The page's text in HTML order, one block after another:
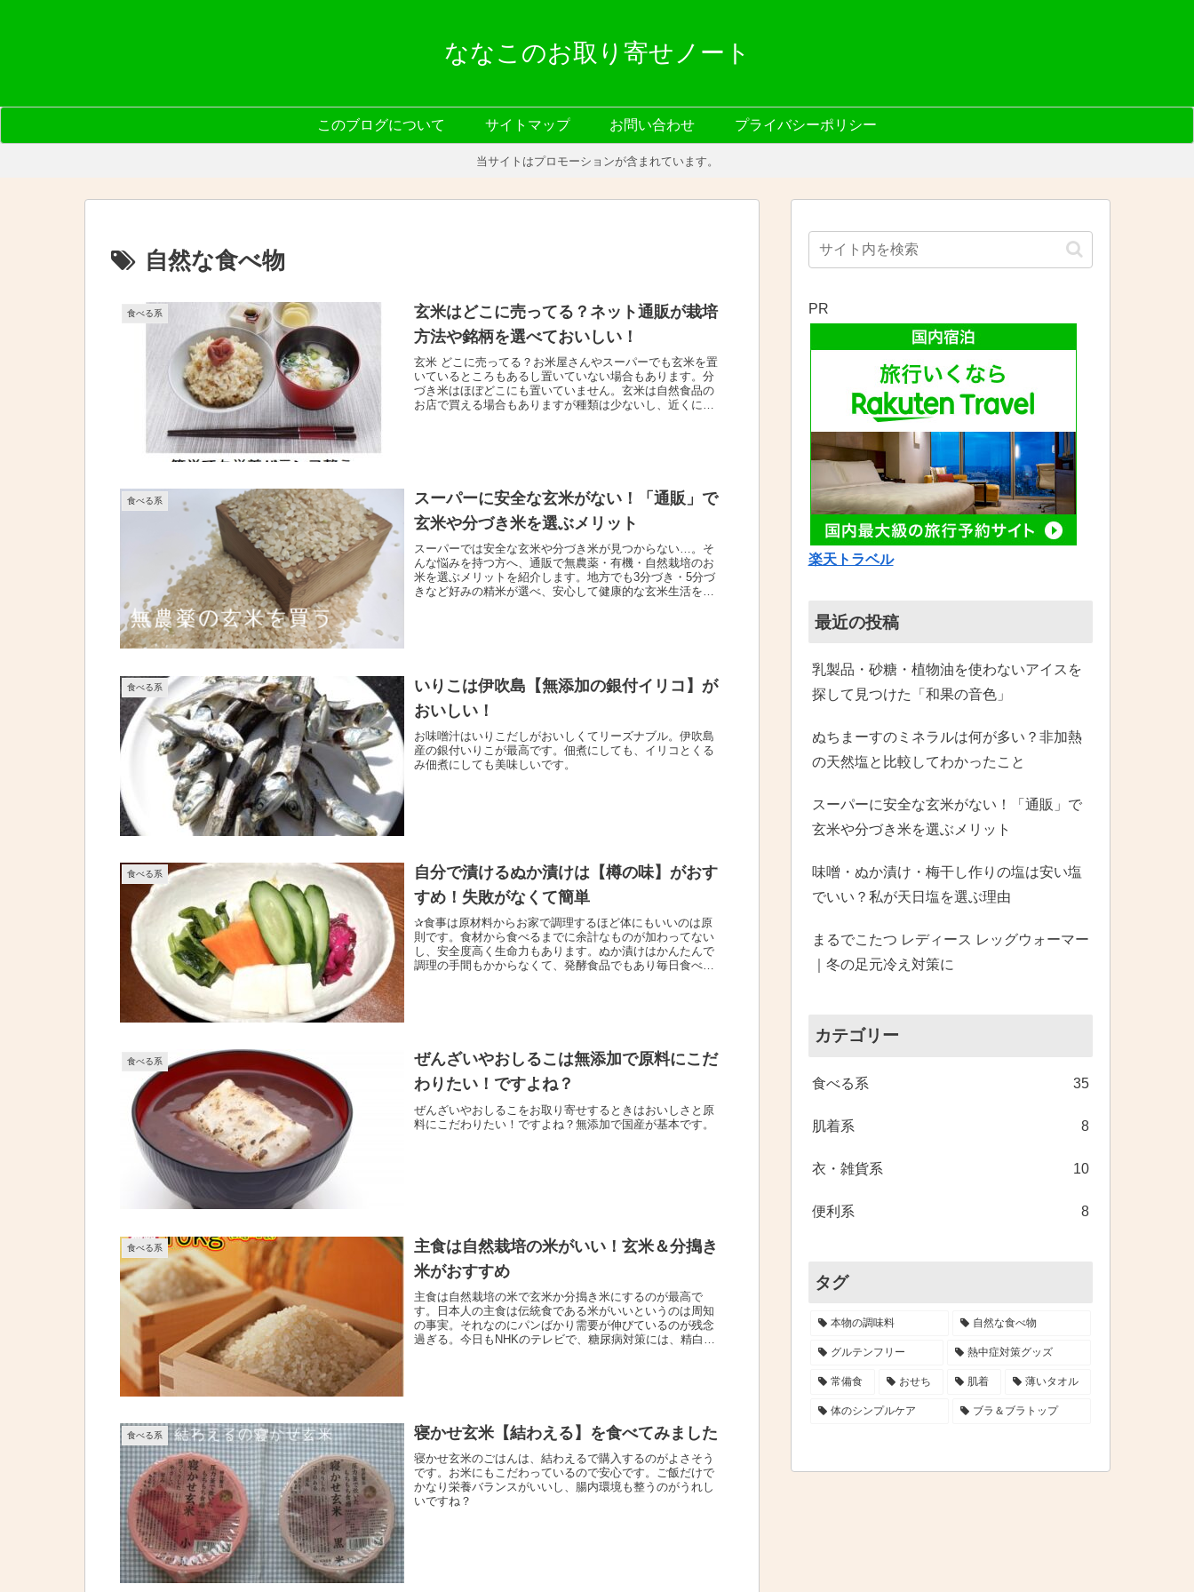
ななこのお取り寄せノート
このブログについて サイトマップ お問い合わせ プライバシーポリシー
当サイトはプロモーションが含まれています。
自然な食べ物
食べる系
玄米はどこに売ってる？ネット通販が栽培
方法や銘柄を選べておいしい！
玄米 どこに売ってる？お米屋さんやスーパーでも玄米を置
いているところもあるし置いていない場合もあります。分
づき米はほぼどこにも置いていません。玄米は自然食品の
お店で買える場合もありますが種類は少ないし、近くにな
食べる系
スーパーに安全な玄米がない！「通販」で
玄米や分づき米を選ぶメリット
スーパーでは安全な玄米や分づき米が見つからない…。そ
んな悩みを持つ方へ、通販で無農薬・有機・自然栽培のお
米を選ぶメリットを紹介します。地方でも3分づき・5分づ
きなど好みの精米が選べ、安心して健康的な玄米生活を始
食べる系
いりこは伊吹島【無添加の銀付イリコ】が
おいしい！
お味噌汁はいりこだしがおいしくてリーズナブル。伊吹島
産の銀付いりこが最高です。佃煮にしても、イリコとくる
み佃煮にしても美味しいです。
食べる系
自分で漬けるぬか漬けは【樽の味】がおす
すめ！失敗がなくて簡単
✰食事は原材料からお家で調理するほど体にもいいのは原
則です。食材から食べるまでに余計なものが加わってない
し、安全度高く生命力もあります。ぬか漬けはかんたんで
調理の手間もかからなくて、発酵食品でもあり毎日食べた
食べる系
ぜんざいやおしるこは無添加で原料にこだ
わりたい！ですよね？
ぜんざいやおしるこをお取り寄せするときはおいしさと原
料にこだわりたい！ですよね？無添加で国産が基本です。
食べる系
主食は自然栽培の米がいい！玄米＆分搗き
米がおすすめ
主食は自然栽培の米で玄米か分搗き米にするのが最高で
す。日本人の主食は伝統食である米がいいというのは周知
の事実。それなのにパンばかり需要が伸びているのが残念
過ぎる。今日もNHKのテレビで、糖尿病対策には、精白し
食べる系 寝かせ玄米【結わえる】を食べてみました
寝かせ玄米のごはんは、結わえるで購入するのがよさそう
です。お米にもこだわっているので安心です。ご飯だけで
かなり栄養バランスがいいし、腸内環境も整うのがうれし
いですね？
PR
楽天トラベル
最近の投稿
乳製品・砂糖・植物油を使わないアイスを
探して見つけた「和果の音色」
ぬちまーすのミネラルは何が多い？非加熱
の天然塩と比較してわかったこと
スーパーに安全な玄米がない！「通販」で
玄米や分づき米を選ぶメリット
味噌・ぬか漬け・梅干し作りの塩は安い塩
でいい？私が天日塩を選ぶ理由
まるでこたつ レディース レッグウォーマー
｜冬の足元冷え対策に
カテゴリー
食べる系 35
肌着系 8
衣・雑貨系 10
便利系 8
タグ
本物の調味料 自然な食べ物
グルテンフリー 熱中症対策グッズ
常備食 おせち 肌着 薄いタオル
体のシンプルケア ブラ＆ブラトップ